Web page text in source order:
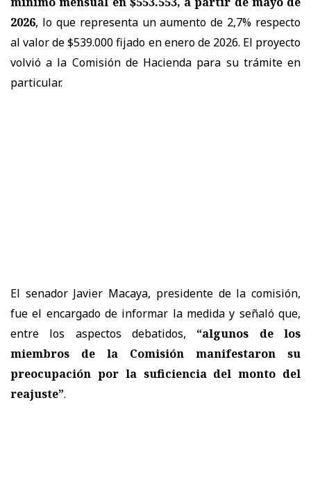
2026, lo que representa un aumento de 2,7% respecto
al valor de $539.000 fijado en enero de 2026. El proyecto
volvió a la Comisión de Hacienda para su trámite en
particular.
El senador Javier Macaya, presidente de la comisión,
fue el encargado de informar la medida y señaló que,
entre los aspectos debatidos, “algunos de los
miembros de la Comisión manifestaron su
preocupación por la suficiencia del monto del
reajuste”.